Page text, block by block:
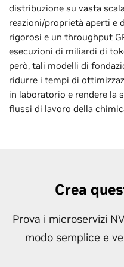
distribuzione su vasta
reazioni/proprietà aperti e
rigorosi e un throughput
esecuzioni di miliardi di
però, tali modelli di
ridurre i tempi di
in laboratorio e rendere la
flussi di lavoro della
Crea
Prova i microservizi
modo semplice e